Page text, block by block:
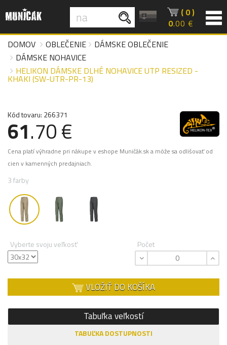
( 0 )
0.00 €
DOMOV
OBLEČENIE
DÁMSKE OBLEČENIE
DÁMSKE NOHAVICE
HELIKON DÁMSKE DLHÉ NOHAVICE UTP RESIZED -
KHAKI (SW-UTR-PR-13)
Kód tovaru: 266371
61.70 €
Cena platí výhradne pri nákupe v eshope Muničák.sk a môže sa odlišovať od
cien v kamenných predajniach.
3 farby
Vyberte svoju veľkosť Počet
VLOŽIŤ DO KOŠÍKA
Tabuľka veľkostí
TABUĽKA DOSTUPNOSTI